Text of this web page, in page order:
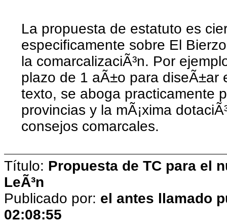
La propuesta de estatuto es
especificamente sobre El
la comarcalizaciÃ³n. Por
plazo de 1 aÃ±o para diseÃ±ar
texto, se aboga practicamente
provincias y la mÃ¡xima
consejos comarcales.
Título: Propuesta de TC para el
LeÃ³n
Publicado por: el antes llamado
02:08:55